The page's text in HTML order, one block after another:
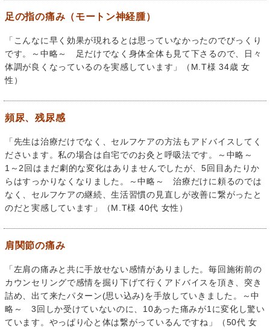
足の指の痛み（モートン神経腫）
「こんなに早く効果が現れるとは思っていなかったのでびっくり
です。～中略～ 足だけでなく身体全体も見て下さるので、日々
体調が良くなっているのを実感しています」（M.T様 34歳 女
性）
頻尿、残尿感
「先生は治療だけでなく、セルフケアの方法もアドバイスしてく
ださいます。私の場合は自宅でのお灸と呼吸法です。～中略～
1～2回はまだ劇的な変化はありませんでしたが、5回目あたりか
らはすっかりなくなりました。～中略～ 治療だけに頼るのでは
なく、セルフケアの継続、生活習慣の見直しが改善に繋がったと
のだと実感しています」（M.T様 40代 女性）
肩関節の痛み
「左肩の痛みと共に手放せない感情がありました。毎回施術前の
カウンセリングで感情を掘り下げて行くアドバイスを頂き、突き
詰め、出て来たパターン(思い込み)を手放していきました。～中
略～ 3回しか受けていないのに、10あった痛みが1に変化し驚い
ています。やっぱり心と体は繋がっているんですね」（50代 女